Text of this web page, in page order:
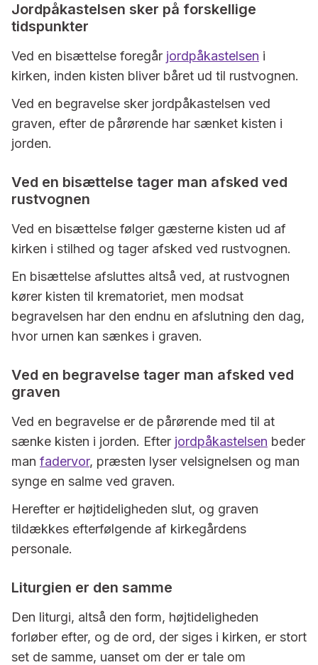
Jordpåkastelsen sker på forskellige
tidspunkter
Ved en bisættelse foregår jordpåkastelsen i
kirken, inden kisten bliver båret ud til rustvognen.
Ved en begravelse sker jordpåkastelsen ved
graven, efter de pårørende har sænket kisten i
jorden.
Ved en bisættelse tager man afsked ved
rustvognen
Ved en bisættelse følger gæsterne kisten ud af
kirken i stilhed og tager afsked ved rustvognen.
En bisættelse afsluttes altså ved, at rustvognen
kører kisten til krematoriet, men modsat
begravelsen har den endnu en afslutning den dag,
hvor urnen kan sænkes i graven.
Ved en begravelse tager man afsked ved
graven
Ved en begravelse er de pårørende med til at
sænke kisten i jorden. Efter jordpåkastelsen beder
man fadervor, præsten lyser velsignelsen og man
synge en salme ved graven.
Herefter er højtideligheden slut, og graven
tildækkes efterfølgende af kirkegårdens
personale.
Liturgien er den samme
Den liturgi, altså den form, højtideligheden
forløber efter, og de ord, der siges i kirken, er stort
set de samme, uanset om der er tale om